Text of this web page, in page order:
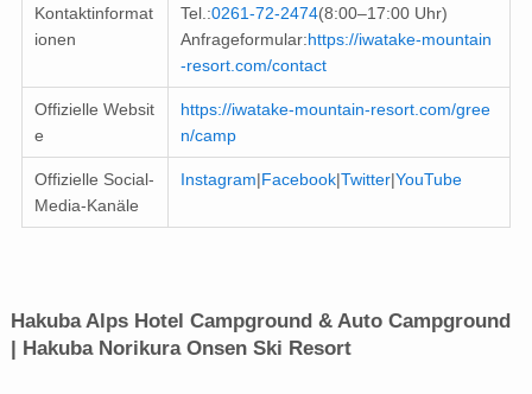
Kontaktinformat
ionen
Tel.:0261-72-2474(8:00–17:00 Uhr)
Anfrageformular:https://iwatake-mountain
-resort.com/contact
Offizielle Websit
e
https://iwatake-mountain-resort.com/gree
n/camp
Offizielle Social-
Media-Kanäle
Instagram|Facebook|Twitter|YouTube
Hakuba Alps Hotel Campground & Auto Campground
| Hakuba Norikura Onsen Ski Resort